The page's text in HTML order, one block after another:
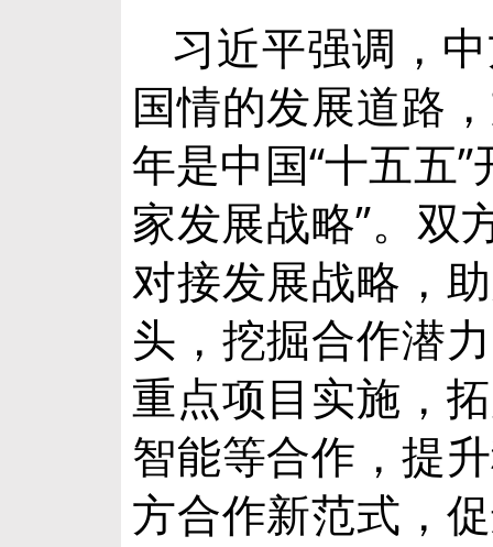
习近平强调，
国情的发展道路
年是中国“十五五
家发展战略”。双
对接发展战略，
头，挖掘合作潜
重点项目实施，
智能等合作，提
方合作新范式，